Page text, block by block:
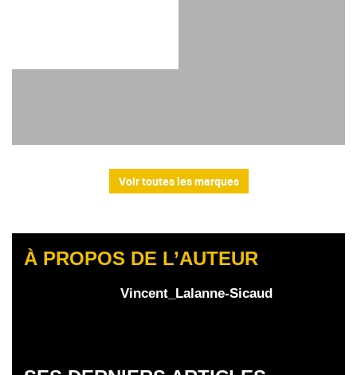
Voir toutes les marques
À PROPOS DE L’AUTEUR
Vincent_Lalanne-Sicaud